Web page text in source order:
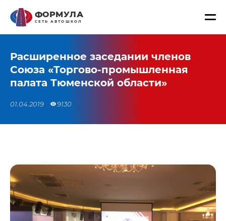
ФОРМУЛА
СЕТЬ АВТОШКОЛ
Расширенное заседании членов
Союза «Торгово-промышленная
палата Тюменской области»
01.04.2019 9130